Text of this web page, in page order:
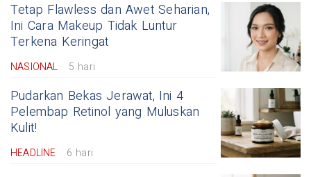
Tetap Flawless dan Awet Seharian,
Ini Cara Makeup Tidak Luntur
Terkena Keringat
NASIONAL 5 hari
Pudarkan Bekas Jerawat, Ini 4
Pelembap Retinol yang Muluskan
Kulit!
HEADLINE 6 hari